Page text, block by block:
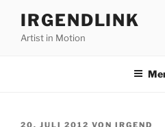
Inhalt
springen
IRGENDLINK
Artist in Motion
VERÖFFENTLICHT
20. JULI 2012 VON IRGEND